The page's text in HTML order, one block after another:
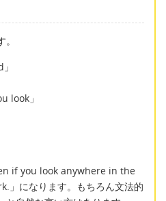
look」
if you look anywhere in the
になります。もちろん文法的